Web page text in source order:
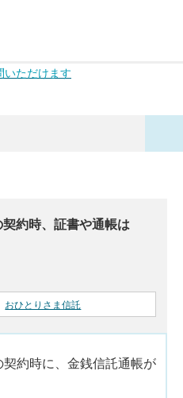
ただけます
約時、証書や通帳は
おひとりさま信託
約時に、金銭信託通帳が